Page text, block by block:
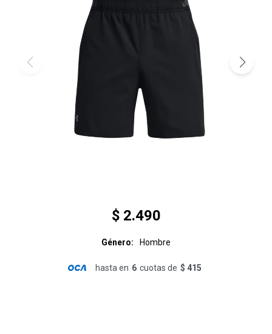
$ 2.490
Género Hombre
hasta en 6 cuotas de $ 415